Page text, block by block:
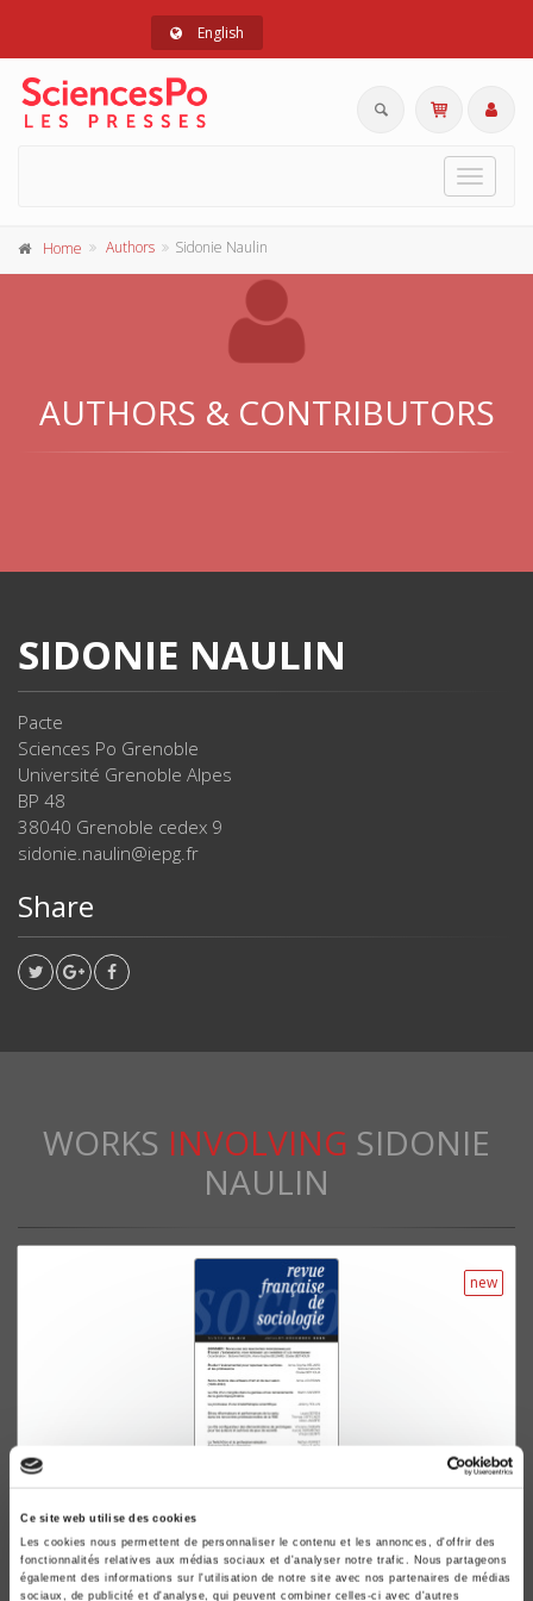
Ce site web utilise des cookies
Les cookies nous permettent de personnaliser le contenu et les annonces, d'offrir des
fonctionnalités relatives aux médias sociaux et d'analyser notre trafic. Nous partageons
également des informations sur l'utilisation de notre site avec nos partenaires de médias
sociaux, de publicité et d'analyse, qui peuvent combiner celles-ci avec d'autres
English
Toggle
Home Authors Sidonie Naulin
AUTHORS & CONTRIBUTORS
SIDONIE NAULIN
Pacte
Sciences Po Grenoble
Université Grenoble Alpes
BP 48
38040 Grenoble cedex 9
sidonie.naulin@iepg.fr
Share
WORKS INVOLVING SIDONIE
NAULIN
new
Revue française de sociologie 66 3/4, juillet-
décembre 2026
Sociologie des rencontres professionnelles. Étudier